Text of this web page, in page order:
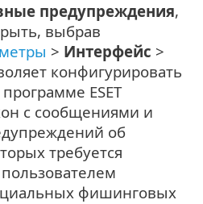
предупреждения,
выбрав
> Интерфейс >
конфигурировать
ESET
с сообщениями и
об
требуется
фишинговых